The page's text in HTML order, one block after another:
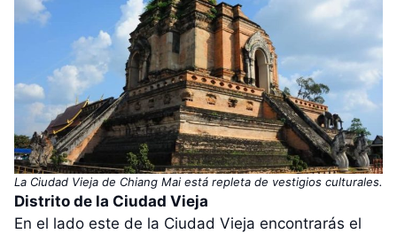
La Ciudad Vieja de Chiang Mai está repleta de vestigios culturales.
Distrito de la Ciudad Vieja
En el lado este de la Ciudad Vieja encontrarás el